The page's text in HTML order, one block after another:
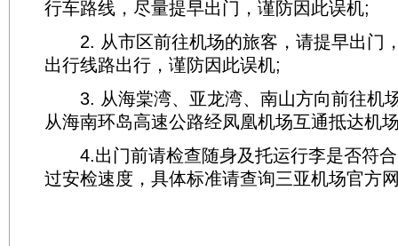
行车路线，尽量提早出门，谨防因此误机;
2. 从市区前往机场的旅客，请提早出门
出行线路出行，谨防因此误机;
3. 从海棠湾、亚龙湾、南山方向前往机
从海南环岛高速公路经凤凰机场互通抵达机
4.出门前请检查随身及托运行李是否符合
过安检速度，具体标准请查询三亚机场官方